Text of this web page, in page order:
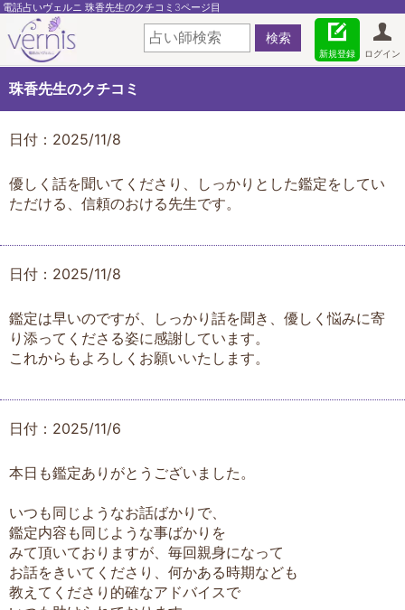
電話占いヴェルニ 珠香先生のクチコミ3ページ目
ログイン
新規登録
珠香先生のクチコミ
日付：2025/11/8
優しく話を聞いてくださり、しっかりとした鑑定をしてい
ただける、信頼のおける先生です。
日付：2025/11/8
鑑定は早いのですが、しっかり話を聞き、優しく悩みに寄
り添ってくださる姿に感謝しています。
これからもよろしくお願いいたします。
日付：2025/11/6
本日も鑑定ありがとうございました。
いつも同じようなお話ばかりで、
鑑定内容も同じような事ばかりを
みて頂いておりますが、毎回親身になって
お話をきいてくださり、何かある時期なども
教えてくださり的確なアドバイスで